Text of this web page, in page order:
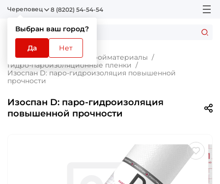
Череповец
Выбран ваш город?
Да Нет
8 (8202) 54-54-54
Главная Каталог
Стройматериалы
Гидро-пароизоляционные пленки
Изоспан D: паро-гидроизоляция повышенной
прочности
Изоспан D: паро-гидроизоляция
повышенной прочности